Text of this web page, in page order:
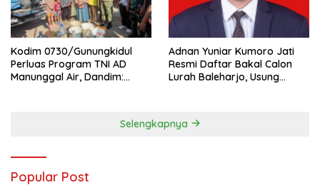
Kodim 0730/Gunungkidul
Perluas Program TNI AD
Manunggal Air, Dandim:
Adnan Yuniar Kumoro Jati
Resmi Daftar Bakal Calon
Lurah Baleharjo, Usung
Selengkapnya
Popular Post